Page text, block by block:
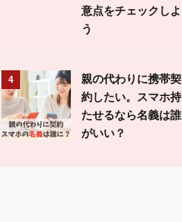
意点をチェックしよ
う
4
親の代わりに携帯契
約したい。スマホ持
たせるなら名義は誰
がいい？